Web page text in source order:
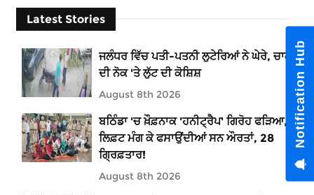
Latest Stories
ਜਲੰਧਰ ਵਿੱਚ ਪਤੀ-ਪਤਨੀ ਲੁਟੇਰਿਆਂ ਨੇ ਘੇਰੇ, ਚਾਕੂ
ਦੀ ਨੋਕ 'ਤੇ ਲੁੱਟ ਦੀ ਕੋਸ਼ਿਸ਼
August 8th 2026
ਬਠਿੰਡਾ 'ਚ ਖ਼ੌਫ਼ਨਾਕ 'ਹਨੀਟ੍ਰੈਪ' ਗਿਰੋਹ ਫੜਿਆ,
ਲਿਫ਼ਟ ਮੰਗ ਕੇ ਫਸਾਉਂਦੀਆਂ ਸਨ ਔਰਤਾਂ, 28
ਗ੍ਰਿਫ਼ਤਾਰ!
August 8th 2026
Notification Hub